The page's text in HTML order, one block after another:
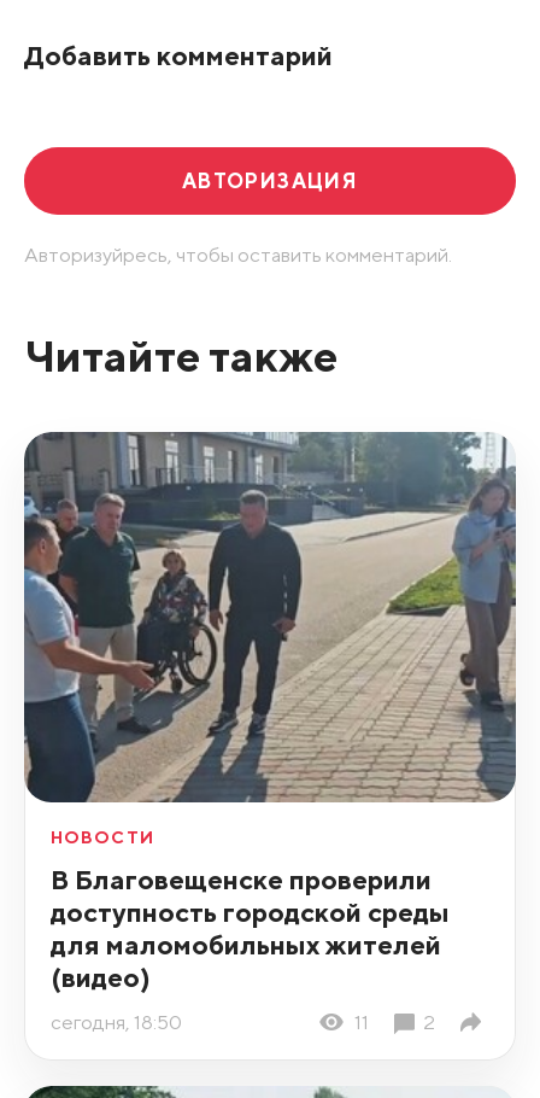
Добавить комментарий
АВТОРИЗАЦИЯ
Авторизуйресь, чтобы оставить комментарий.
Читайте также
НОВОСТИ
В Благовещенске проверили
доступность городской среды
для маломобильных жителей
(видео)
сегодня, 18:50 11 2